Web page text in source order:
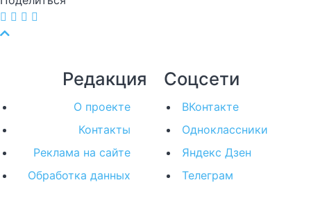
Редакция
О проекте
Контакты
Реклама на сайте
Обработка данных
Соцсети
ВКонтакте
Одноклассники
Яндекс Дзен
Телеграм